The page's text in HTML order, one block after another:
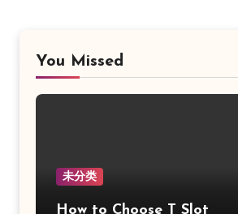
You Missed
未分类
How to Choose T Slot